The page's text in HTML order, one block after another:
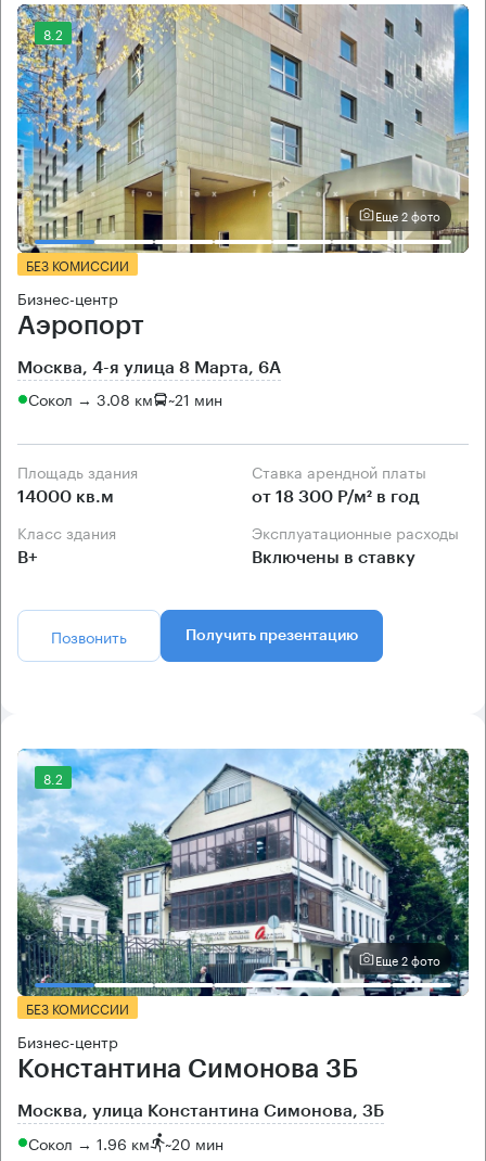
8.2
Еще 2 фото
БЕЗ КОМИССИИ
Бизнес-центр
Аэропорт
Москва, 4-я улица 8 Марта, 6А
Сокол → 3.08 км ~21 мин
Площадь здания
14000 кв.м
Ставка арендной платы
от 18 300 Р/м² в год
Класс здания
B+
Эксплуатационные расходы
Включены в ставку
Позвонить Получить презентацию
8.2
Еще 2 фото
БЕЗ КОМИССИИ
Бизнес-центр
Константина Симонова 3Б
Москва, улица Константина Симонова, 3Б
Сокол → 1.96 км ~20 мин